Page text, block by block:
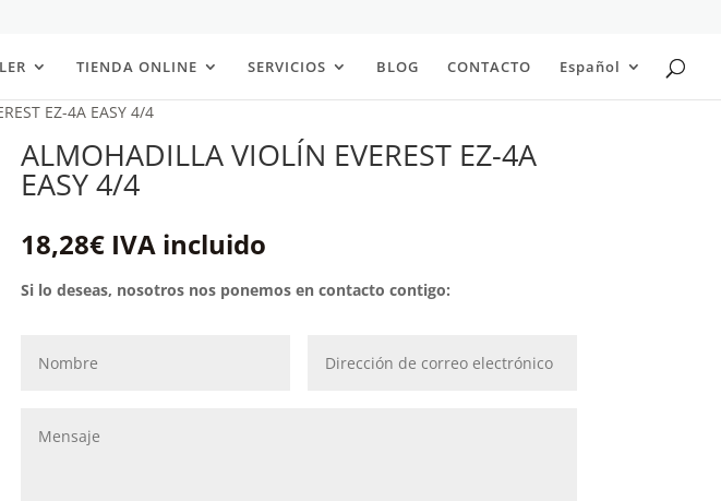
TIENDA ONLINE SERVICIOS BLOG CONTACTO Español
EZ-4A EASY 4/4
ALMOHADILLA VIOLÍN EVEREST EZ-4A
EASY 4/4
18,28€ IVA incluido
Si lo deseas, nosotros nos ponemos en contacto contigo: